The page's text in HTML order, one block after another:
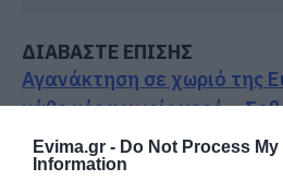
Evima.gr - Do Not Process My
Information
ΔΙΑΒΑΣΤΕ ΕΠΙΣΗΣ
Αγανάκτηση σε χωριό της
κάθε μέρα χωρίς νερό –
Θρήνος σε όλη την Εύβοια
επιχειρηματία που έφυγε